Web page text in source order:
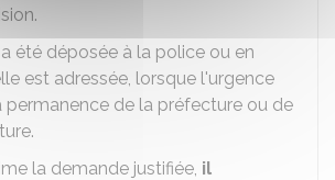
été déposée à la police ou en
est adressée, lorsque l'urgence
permanence de la préfecture ou de
la demande justifiée, il